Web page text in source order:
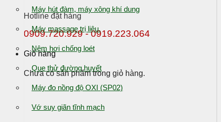
Hotline đặt hàng
0909.720.929 - 0919.223.064
Giỏ hàng
Chưa có sản phẩm trong giỏ hàng.
Máy hút đàm, máy xông khí dung
Máy massage trị liệu.
Nệm hơi chống loét
Que thử đường huyết
Máy đo nồng độ OXI (SP02)
Vớ suy giãn tĩnh mạch